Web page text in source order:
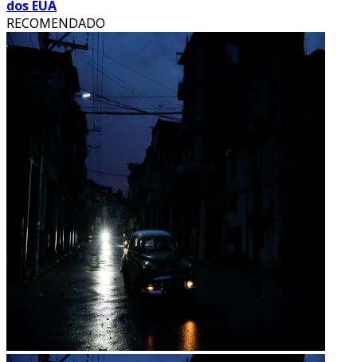
dos EUA
RECOMENDADO